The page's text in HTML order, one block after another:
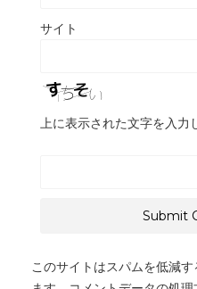
サイト
上に表示された文字を入力
このサイトはスパムを低減